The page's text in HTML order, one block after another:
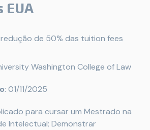
EUA
de 50% das tuition fees
Washington College of Law
: 01/11/2025
para cursar um Mestrado na
Intelectual; Demonstrar